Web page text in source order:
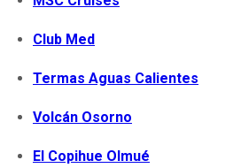
Club Med
Termas Aguas Calientes
Volcán Osorno
El Copihue Olmué